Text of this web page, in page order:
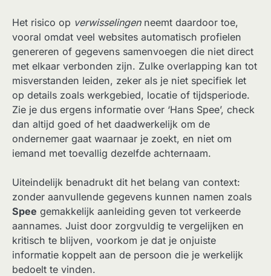
Het risico op verwisselingenneemt daardoor toe,
vooral omdat veel websites automatisch profielen
genereren of gegevens samenvoegen die niet direct
met elkaar verbonden zijn. Zulke overlapping kan tot
misverstanden leiden, zeker als je niet specifiek let
op details zoals werkgebied, locatie of tijdsperiode.
Zie je dus ergens informatie over ‘Hans Spee’, check
dan altijd goed of het daadwerkelijk om de
ondernemer gaat waarnaar je zoekt, en niet om
iemand met toevallig dezelfde achternaam.
Uiteindelijk benadrukt dit het belang van context:
zonder aanvullende gegevens kunnen namen zoals
Spee gemakkelijk aanleiding geven tot verkeerde
aannames. Juist door zorgvuldig te vergelijken en
kritisch te blijven, voorkom je dat je onjuiste
informatie koppelt aan de persoon die je werkelijk
bedoelt te vinden.